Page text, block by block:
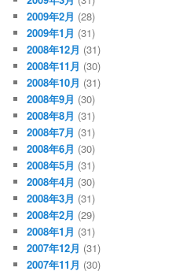
2009年2月 (28)
2009年1月 (31)
2008年12月 (31)
2008年11月 (30)
2008年10月 (31)
2008年9月 (30)
2008年8月 (31)
2008年7月 (31)
2008年6月 (30)
2008年5月 (31)
2008年4月 (30)
2008年3月 (31)
2008年2月 (29)
2008年1月 (31)
2007年12月 (31)
2007年11月 (30)